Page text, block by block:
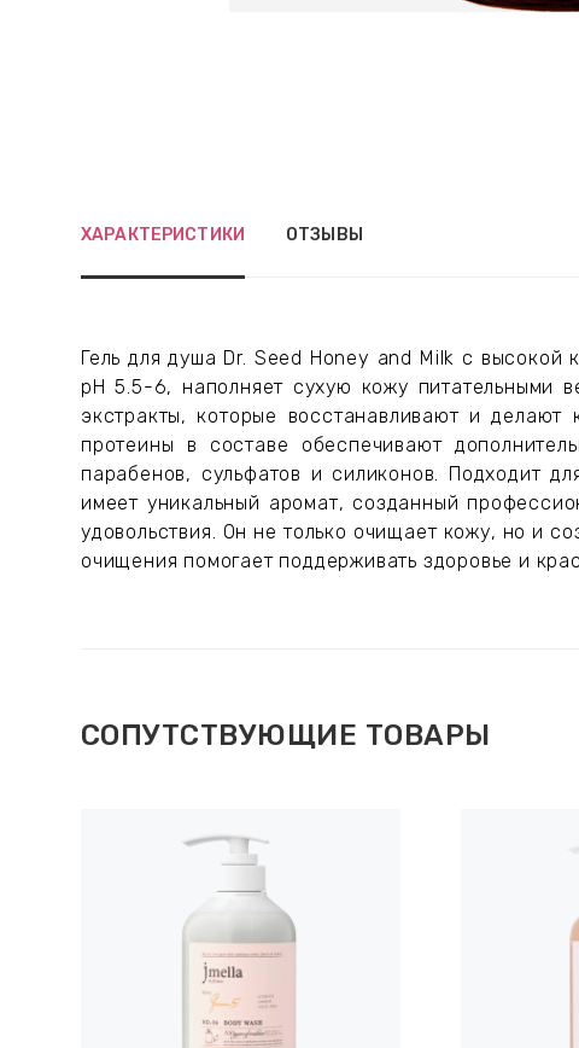
ХАРАКТЕРИСТИКИ ОТЗЫВЫ
Гель для душа Dr. Seed Honey and Milk с высокой
pH 5.5-6, наполняет сухую кожу питательными
экстракты, которые восстанавливают и
протеины в составе обеспечивают
парабенов, сульфатов и силиконов. Подходит
имеет уникальный аромат, созданный
удовольствия. Он не только очищает кожу, но и
очищения помогает поддерживать здоровье и
СОПУТСТВУЮЩИЕ ТОВАРЫ